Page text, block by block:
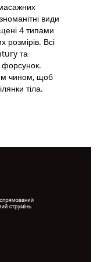
види
4 типами
розмірів. Всі
та
форсунок.
чином, щоб
тіла.